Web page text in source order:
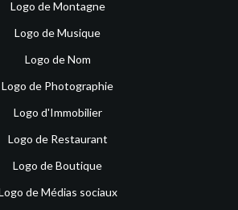
Logo de Montagne
Logo de Musique
Logo de Nom
Logo de Photographie
Logo d'Immobilier
Logo de Restaurant
Logo de Boutique
de Médias sociaux